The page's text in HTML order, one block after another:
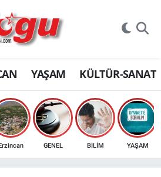
YAŞAM KÜLTÜR-SANAT
GENEL BİLİM YAŞAM